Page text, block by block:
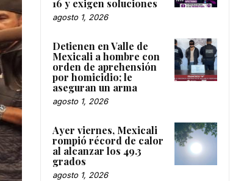
16 y exigen soluciones
agosto 1, 2026
Detienen en Valle de
Mexicali a hombre con
orden de aprehensión
por homicidio; le
aseguran un arma
agosto 1, 2026
Ayer viernes, Mexicali
rompió récord de calor
al alcanzar los 49.3
grados
agosto 1, 2026